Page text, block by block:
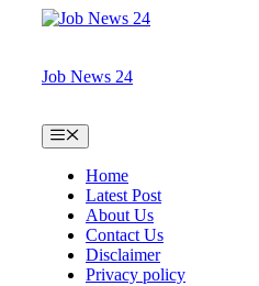
Job News 24
Menu
Home
Latest Post
About Us
Contact Us
Disclaimer
Privacy policy